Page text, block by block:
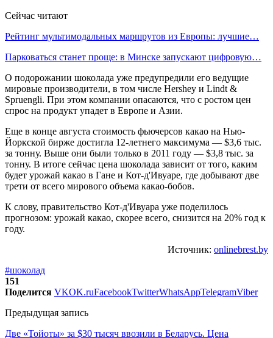
Сейчас читают
Рейтинг мультимодальных маршрутов из Европы: лучшие…
Парковаться станет проще: в Минске запускают цифровую…
О подорожании шоколада уже предупредили его ведущие
мировые производители, в том числе Hershey и Lindt &
Spruengli. При этом компании опасаются, что с ростом цен
спрос на продукт упадет в Европе и Азии.
Еще в конце августа стоимость фьючерсов какао на Нью-
Йоркской бирже достигла 12-летнего максимума — $3,6 тыс.
за тонну. Выше они были только в 2011 году — $3,8 тыс. за
тонну. В итоге сейчас цена шоколада зависит от того, каким
будет урожай какао в Гане и Кот-д'Ивуаре, где добывают две
трети от всего мирового объема какао-бобов.
К слову, правительство Кот-д'Ивуара уже поделилось
прогнозом: урожай какао, скорее всего, снизится на 20% год к
году.
Источник: onlinebrest.by
#шоколад
151
Поделится VKOK.ruFacebookTwitterWhatsAppTelegramViber
Предыдущая запись
Две «Тойоты» за $30 тысяч ввозили в Беларусь. Цена